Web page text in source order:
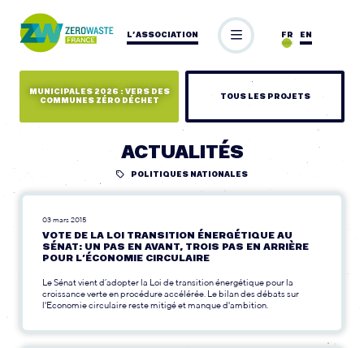
L’ASSOCIATION EN
FR
MUNICIPALES 2026 : VERS DES
COMMUNES ZÉRO DÉCHET
TOUS LES PROJETS
ACTUALITÉS
POLITIQUES NATIONALES
03 mars 2015
VOTE DE LA LOI TRANSITION ÉNERGÉTIQUE AU
SÉNAT: UN PAS EN AVANT, TROIS PAS EN ARRIÈRE
POUR L’ÉCONOMIE CIRCULAIRE
Le Sénat vient d’adopter la Loi de transition énergétique pour la
croissance verte en procédure accélérée. Le bilan des débats sur
l'Economie circulaire reste mitigé et manque d'ambition.